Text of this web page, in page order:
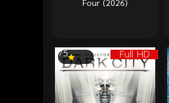
Four (2026)
Full HD
7.5